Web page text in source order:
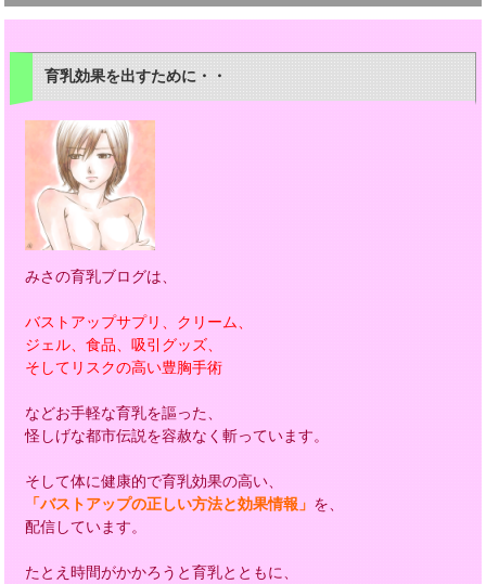
育乳効果を出すために・・
みさの育乳ブログは、
バストアップサプリ、クリーム、
ジェル、食品、吸引グッズ、
そしてリスクの高い豊胸手術
などお手軽な育乳を謳った、
怪しげな都市伝説を容赦なく斬っています。
そして体に健康的で育乳効果の高い、
「バストアップの正しい方法と効果情報」 を、
配信しています。
たとえ時間がかかろうと育乳とともに、